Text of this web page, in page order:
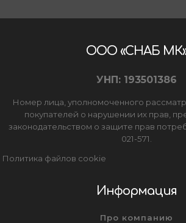
ООО «СНАБ
УНП: 193501386
Номер лица, уполномоченного
покупателей о нарушении их прав,
законодательством о защите прав
021-571.
Политика файлов cookie
Информация
Про компанию